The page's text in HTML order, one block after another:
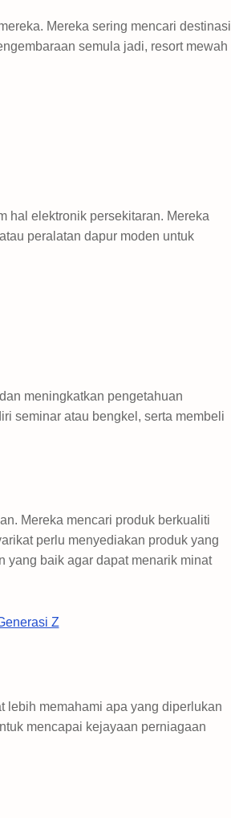
Mereka sering mencari destinasi
semula jadi, resort mewah
hal elektronik persekitaran. Mereka
peralatan dapur moden untuk
meningkatkan pengetahuan
seminar atau bengkel, serta membeli
Mereka mencari produk berkualiti
perlu menyediakan produk yang
yang baik agar dapat menarik minat
Z
lebih memahami apa yang diperlukan
mencapai kejayaan perniagaan